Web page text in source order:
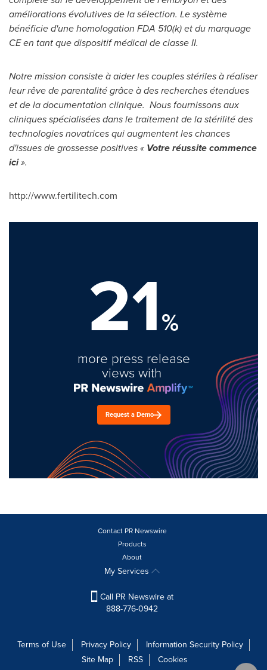
améliorations évolutives de la sélection. Le système
bénéficie d'une homologation FDA 510(k) et du marquage
CE en tant que dispositif médical de classe II.
Notre mission consiste à aider les couples stériles à réaliser
leur rêve de parentalité grâce à des recherches étendues
et de la documentation clinique. Nous fournissons aux
cliniques spécialisées dans le traitement de la stérilité des
technologies novatrices qui augmentent les chances
d'issues de grossesse positives « Votre réussite commence
ici».
http://www.fertilitech.com
21%
more press release
views with
Request a Demo
Contact PR Newswire
Products
About
My Services
Call PR Newswire at
888-776-0942
Terms of Use Privacy Policy
Information Security Policy
Site Map
RSS Cookies